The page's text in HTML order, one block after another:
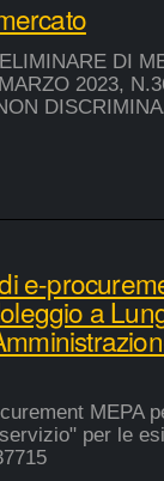
DI
2023,
e-
a
MEPA
per le